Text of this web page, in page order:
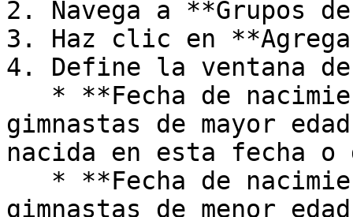
2. Navega a **Grupos
3. Haz clic en
4. Define la ventana
gimnastas de mayor
nacida en esta fecha o
gimnastas de menor